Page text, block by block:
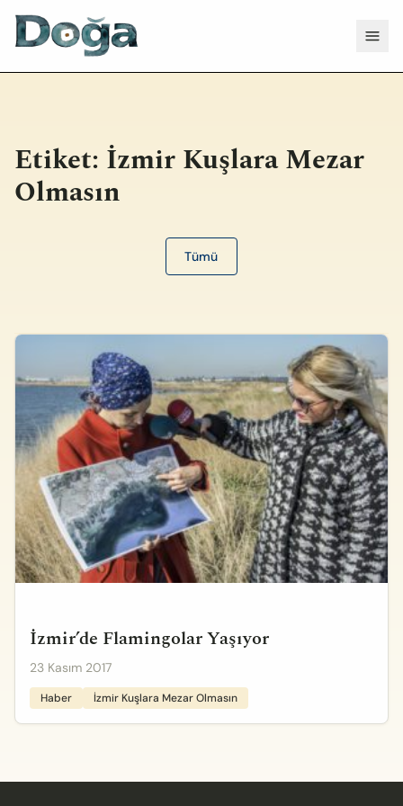
Etiket: İzmir Kuşlara Mezar
Olmasın
Tümü
İzmir’de Flamingolar Yaşıyor
23 Kasım 2017
Haber İzmir Kuşlara Mezar Olmasın